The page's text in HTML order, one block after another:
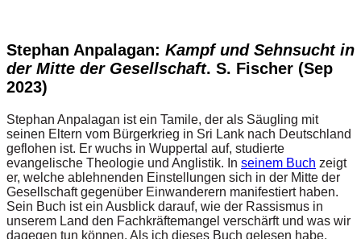
Stephan Anpalagan: Kampf und Sehnsucht in
der Mitte der Gesellschaft. S. Fischer (Sep
2023)
Stephan Anpalagan ist ein Tamile, der als Säugling mit
seinen Eltern vom Bürgerkrieg in Sri Lank nach Deutschland
geflohen ist. Er wuchs in Wuppertal auf, studierte
evangelische Theologie und Anglistik. In seinem Buch zeigt
er, welche ablehnenden Einstellungen sich in der Mitte der
Gesellschaft gegenüber Einwanderern manifestiert haben.
Sein Buch ist ein Ausblick darauf, wie der Rassismus in
unserem Land den Fachkräftemangel verschärft und was wir
dagegen tun können. Als ich dieses Buch gelesen habe,